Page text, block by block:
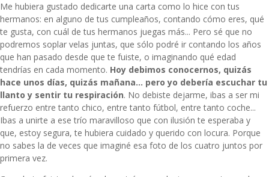
Me hubiera gustado dedicarte una carta como lo hice con tus
hermanos: en alguno de tus cumpleaños, contando cómo eres, qué
te gusta, con cuál de tus hermanos juegas más... Pero sé que no
podremos soplar velas juntas, que sólo podré ir contando los años
que han pasado desde que te fuiste, o imaginando qué edad
tendrías en cada momento. Hoy debimos conocernos, quizás
hace unos días, quizás mañana... pero yo debería escuchar tu
llanto y sentir tu respiración. No debiste dejarme, ibas a ser mi
refuerzo entre tanto chico, entre tanto fútbol, entre tanto coche...
Ibas a unirte a ese trío maravilloso que con ilusión te esperaba y
que, estoy segura, te hubiera cuidado y querido con locura. Porque
no sabes la de veces que imaginé esa foto de los cuatro juntos por
primera vez.